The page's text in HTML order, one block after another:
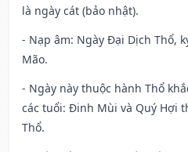
là ngày cát (bảo nhật).
- Nạp âm: Ngày Đại Dịch Thổ,
Mão.
- Ngày này thuộc hành Thổ
các tuổi: Đinh Mùi và Quý Hợi
Thổ.